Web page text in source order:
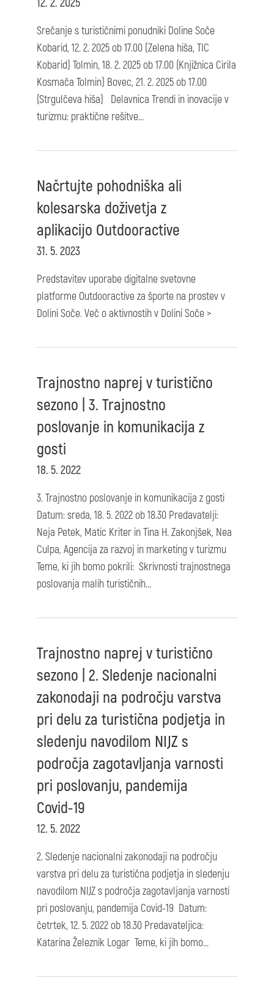
Srečanje s turističnimi ponudniki Doline Soče
Kobarid, 12. 2. 2025 ob 17.00 (Zelena hiša, TIC
Kobarid) Tolmin, 18. 2. 2025 ob 17.00 (Knjižnica Cirila
Kosmača Tolmin) Bovec, 21. 2. 2025 ob 17.00
(Strgulčeva hiša) Delavnica Trendi in inovacije v
turizmu: praktične rešitve...
Načrtujte pohodniška ali
kolesarska doživetja z
aplikacijo Outdooractive
31. 5. 2023
Predstavitev uporabe digitalne svetovne
platforme Outdooractive za športe na prostev v
Dolini Soče. Več o aktivnostih v Dolini Soče >
Trajnostno naprej v turistično
sezono | 3. Trajnostno
poslovanje in komunikacija z
gosti
18. 5. 2022
3. Trajnostno poslovanje in komunikacija z gosti
Datum: sreda, 18. 5. 2022 ob 18.30 Predavatelji:
Neja Petek, Matic Kriter in Tina H. Zakonjšek, Nea
Culpa, Agencija za razvoj in marketing v turizmu
Teme, ki jih bomo pokrili: Skrivnosti trajnostnega
poslovanja malih turističnih...
Trajnostno naprej v turistično
sezono | 2. Sledenje nacionalni
zakonodaji na področju varstva
pri delu za turistična podjetja in
sledenju navodilom NIJZ s
področja zagotavljanja varnosti
pri poslovanju, pandemija
Covid-19
12. 5. 2022
2. Sledenje nacionalni zakonodaji na področju
varstva pri delu za turistična podjetja in sledenju
navodilom NIJZ s področja zagotavljanja varnosti
pri poslovanju, pandemija Covid-19 Datum:
četrtek, 12. 5. 2022 ob 18.30 Predavateljica:
Katarina Železnik Logar Teme, ki jih bomo...